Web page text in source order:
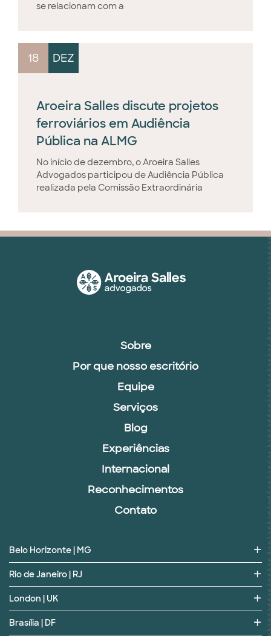
se relacionam com a
18 DEZ
Aroeira Salles discute projetos
ferroviários em Audiência
Pública na ALMG
No início de dezembro, o Aroeira Salles
Advogados participou de Audiência Pública
realizada pela Comissão Extraordinária
Sobre
Por que nosso escritório
Equipe
Serviços
Blog
Experiências
Internacional
Reconhecimentos
Contato
Belo Horizonte | MG
Rio de Janeiro | RJ
London | UK
Brasília | DF